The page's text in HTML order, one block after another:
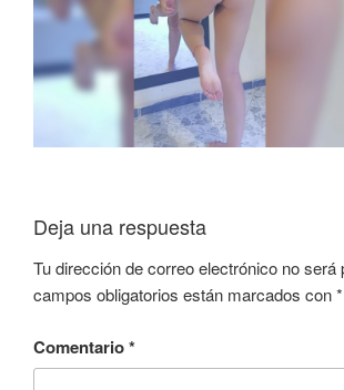
Deja una respuesta
Tu dirección de correo electrónico no será
campos obligatorios están marcados con*
Comentario*